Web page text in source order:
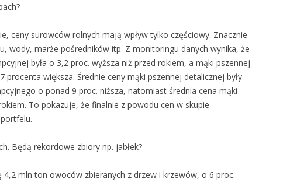
ceny surowców rolnych mają wpływ tylko częściowy. Znacznie
wody, marże pośredników itp. Z monitoringu danych wynika, że
była o 3,2 proc. wyższa niż przed rokiem, a mąki pszennej
większa. Średnie ceny mąki pszennej detalicznej były
o ponad 9 proc. niższa, natomiast średnia cena mąki
To pokazuje, że finalnie z powodu cen w skupie
Będą rekordowe zbiory np. jabłek?
4,2 mln ton owoców zbieranych z drzew i krzewów, o 6 proc.